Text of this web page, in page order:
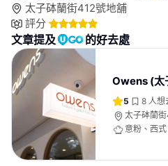
太子砵蘭街412號地舖
評分
文章提及 的好去處
Owens (太
5 8 人想
太子砵蘭
意粉、西